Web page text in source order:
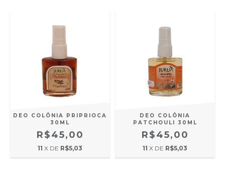
DEO COLÔNIA PRIPRIOCA
30ML
R$45,00
11 X DE R$5,03
DEO COLÔNIA
PATCHOULI 30ML
R$45,00
11 X DE R$5,03